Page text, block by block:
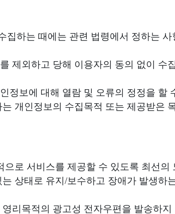
집하는 때에는 관련 법령에서 정하는
제외하고 당해 이용자의 동의 없이 수
정보에 대해 열람 및 오류의 정정을 할
개인정보의 수집목적 또는 제공받은
로 서비스를 제공할 수 있도록 최선의
상태로 유지/보수하고 장애가 발생하
리목적의 광고성 전자우편을 발송하지